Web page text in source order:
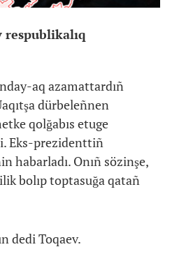
respublikalıq
aq azamattardıñ
dürbeleñnen
qolğabıs etuge
Eks-prezidenttiñ
habarladı. Onıñ sözinşe,
bolıp toptasuğa qatañ
dedi Toqaev.